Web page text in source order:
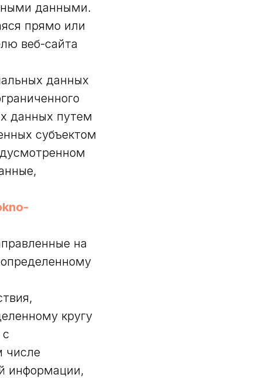
данными.
прямо или
веб-сайта
данных
данных путем
субъектом
на
кругу
числе
информации,